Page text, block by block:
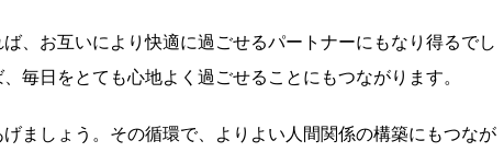
、お互いにより快適に過ごせるパートナーにもなり得るでし
毎日をとても心地よく過ごせることにもつながります。
ましょう。その循環で、よりよい人間関係の構築にもつなが